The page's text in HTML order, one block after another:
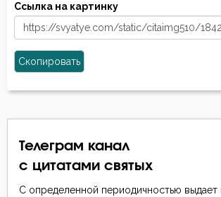
Ссылка на картинку
Скопировать
Телеграм канал
с цитатами святых
С определенной периодичностью выдает